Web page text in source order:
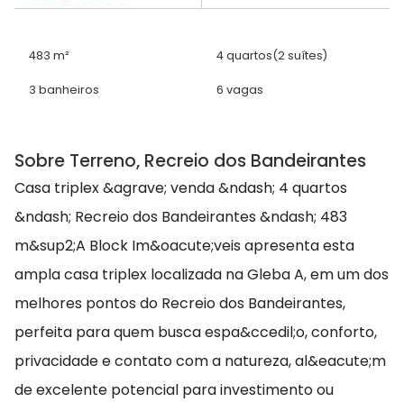
483 m² 4 quartos(2 suítes)
3 banheiros 6 vagas
Sobre Terreno, Recreio dos Bandeirantes
Casa triplex &agrave; venda &ndash; 4 quartos
&ndash; Recreio dos Bandeirantes &ndash; 483
m&sup2;A Block Im&oacute;veis apresenta esta
ampla casa triplex localizada na Gleba A, em um dos
melhores pontos do Recreio dos Bandeirantes,
perfeita para quem busca espa&ccedil;o, conforto,
privacidade e contato com a natureza, al&eacute;m
de excelente potencial para investimento ou